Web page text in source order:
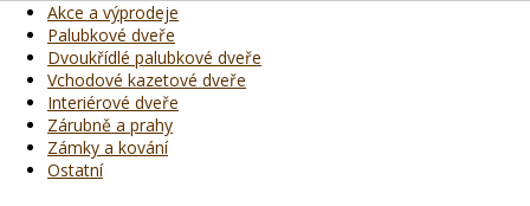
Akce a výprodeje
Palubkové dveře
Dvoukřídlé palubkové dveře
Vchodové kazetové dveře
Interiérové dveře
Zárubně a prahy
Zámky a kování
Ostatní